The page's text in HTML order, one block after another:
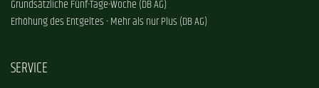
Grundsätzliche Fünf-Tage-Woche (DB AG)
Erhöhung des Entgeltes - Mehr als nur Plus (DB AG)
SERVICE